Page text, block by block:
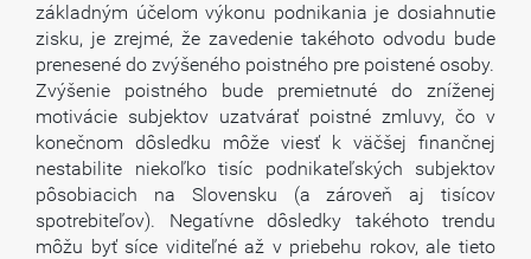
základným účelom výkonu podnikania je dosiahnutie
zisku, je zrejmé, že zavedenie takéhoto odvodu bude
prenesené do zvýšeného poistného pre poistené osoby.
Zvýšenie poistného bude premietnuté do zníženej
motivácie subjektov uzatvárať poistné zmluvy, čo v
konečnom dôsledku môže viesť k väčšej finančnej
nestabilite niekoľko tisíc podnikateľských subjektov
pôsobiacich na Slovensku (a zároveň aj tisícov
spotrebiteľov). Negatívne dôsledky takéhoto trendu
môžu byť síce viditeľné až v priebehu rokov, ale tieto